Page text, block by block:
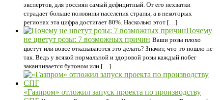
экспертов, для россиян самый дефицитный. От его нехватки
страдает больше половины населения страны, а в некоторых
регионах эта цифра достигает 80%. Насколько этот […]
Почему
не цветут розы: 7 возможных причин Ваши розы плохо
цветут или вовсе отказываются это делать? Значит, что-то пошло не
так. Ведь у всякой нормальной и здоровой розы каждый побег
заканчивается бутоном или […]
«Газпром» отложил запуск проекта по производству